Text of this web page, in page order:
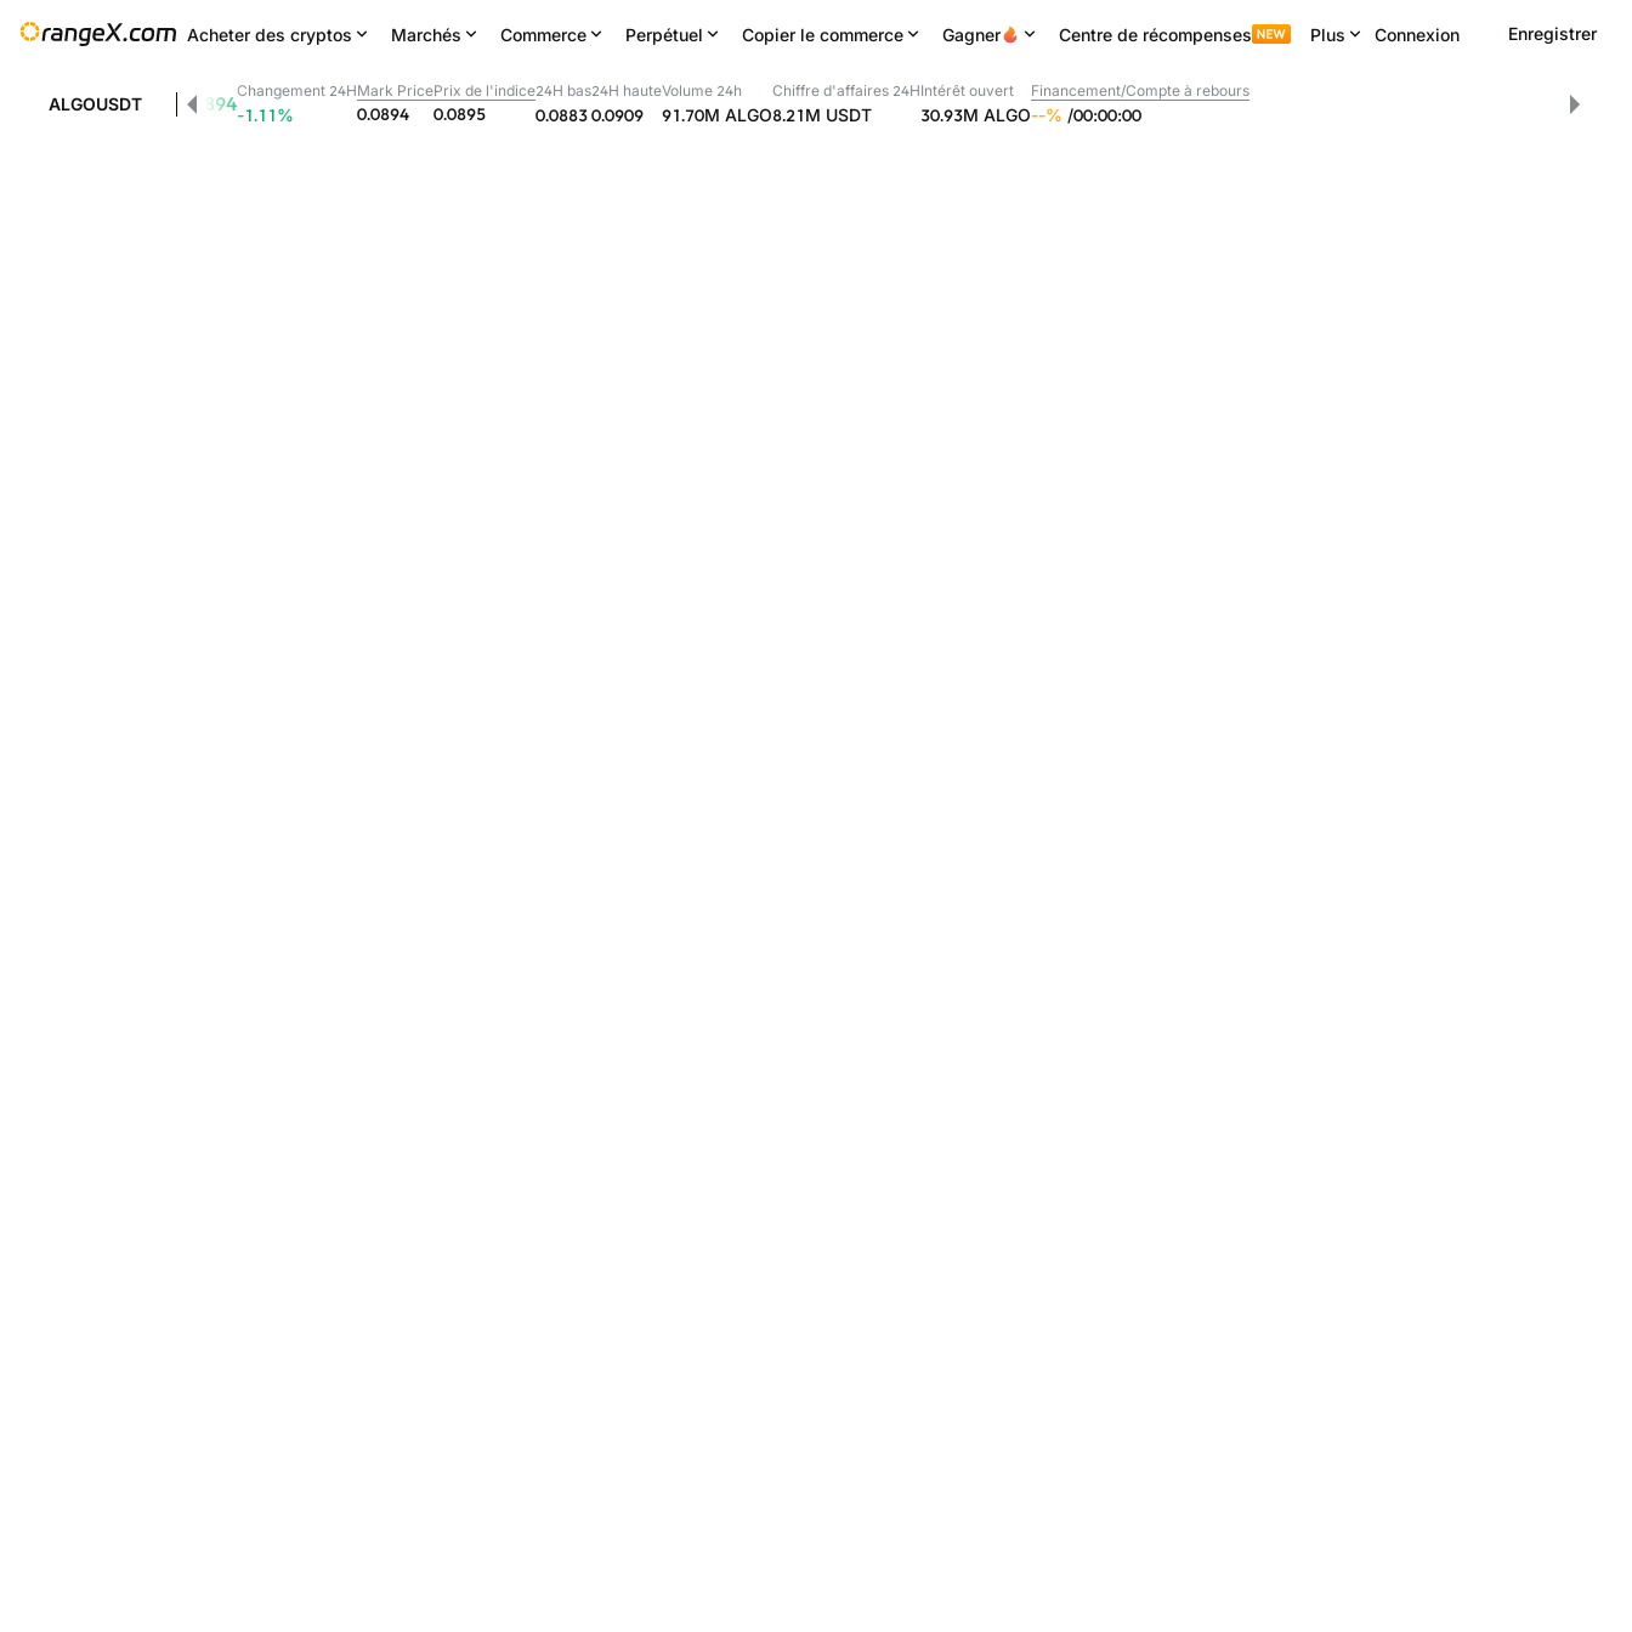
Acheter des cryptos Marchés Commerce Perpétuel Copier le commerce Gagner Centre de récompenses Plus Connexion Enregistrer
ALGOUSDT 0.0894
Changement 24H
-1.11%
Mark Price
0.0894
Prix de l'indice
0.0895
24H bas
0.0883
24H haute
0.0909
Volume 24h
91.70M ALGO
Chiffre d'affaires 24H
8.21M USDT
Intérêt ouvert
30.93M ALGO
Financement/Compte à rebours
--% /00:00:00